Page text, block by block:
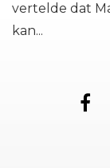
vertelde dat
kan...